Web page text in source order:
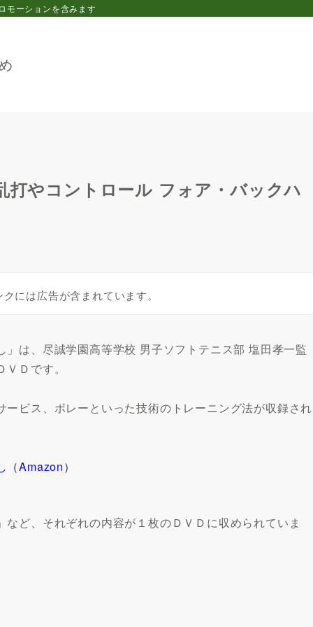
モーションを含みます
打やコントロール フォア・バックハ
には広告が含まれています。
」は、尽誠学園高等学校 男子ソフトテニス部 塩田孝一監
Ｄです。
ビス、ボレーといった技術のトレーニング法が収録され
Amazon）
ど、それぞれの内容が１枚のＤＶＤに収められていま